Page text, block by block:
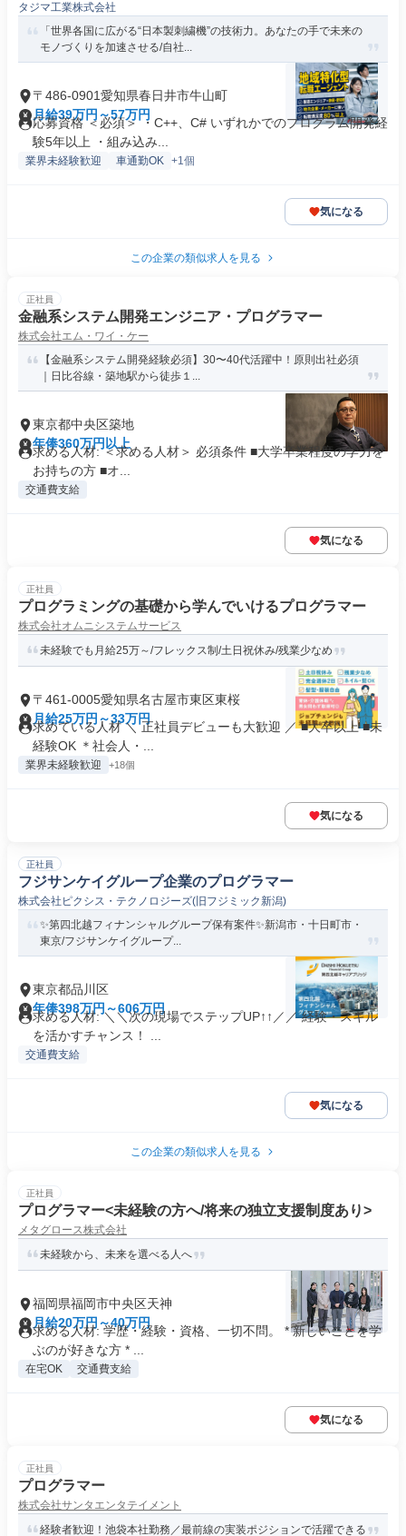
タジマ工業株式会社
「世界各国に広がる“日本製刺繍機”の技術力。あなたの手で未来の
モノづくりを加速させる/自社...
〒486-0901愛知県春日井市牛山町
月給39万円～57万円
応募資格 ＜必須＞ ・C++、C# いずれかでのプログラム開発経
験5年以上 ・組み込み...
業界未経験歓迎 車通勤OK +1個
気になる
この企業の類似求人を見る
正社員
金融系システム開発エンジニア・プログラマー
株式会社エム・ワイ・ケー
【金融系システム開発経験必須】30〜40代活躍中！原則出社必須
｜日比谷線・築地駅から徒歩１...
東京都中央区築地
年俸360万円以上
求める人材: ＜求める人材＞ 必須条件 ■大学卒業程度の学力を
お持ちの方 ■オ...
交通費支給
気になる
正社員
プログラミングの基礎から学んでいけるプログラマー
株式会社オムニシステムサービス
未経験でも月給25万～/フレックス制/土日祝休み/残業少なめ
〒461-0005愛知県名古屋市東区東桜
月給25万円～33万円
求めている人材 ＼ 正社員デビューも大歓迎 ／ ■大卒以上 ■未
経験OK ＊社会人・...
業界未経験歓迎 +18個
気になる
正社員
フジサンケイグループ企業のプログラマー
株式会社ピクシス・テクノロジーズ(旧フジミック新潟)
✨️第四北越フィナンシャルグループ保有案件✨️新潟市・十日町市・
東京/フジサンケイグループ...
東京都品川区
年俸398万円～606万円
求める人材: ＼＼次の現場でステップUP↑↑／／ 経験・スキル
を活かすチャンス！ ...
交通費支給
気になる
この企業の類似求人を見る
正社員
プログラマー<未経験の方へ/将来の独立支援制度あり>
メタグロース株式会社
未経験から、未来を選べる人へ
福岡県福岡市中央区天神
月給20万円～40万円
求める人材: 学歴・経験・資格、一切不問。 * 新しいことを学
ぶのが好きな方 * ...
在宅OK 交通費支給
気になる
正社員
プログラマー
株式会社サンタエンタテイメント
経験者歓迎！池袋本社勤務／最前線の実装ポジションで活躍できる